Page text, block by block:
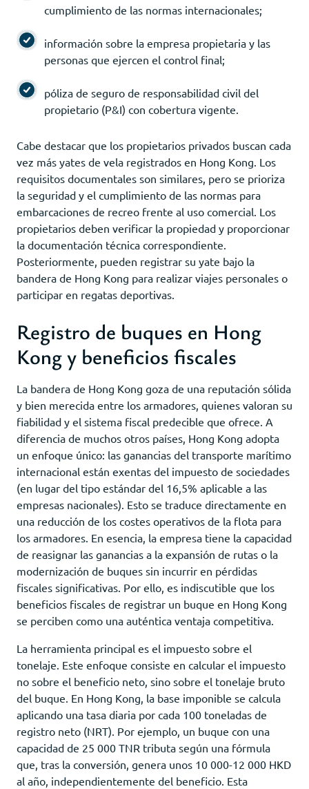
cumplimiento de las normas internacionales;
información sobre la empresa propietaria y las
personas que ejercen el control final;
póliza de seguro de responsabilidad civil del
propietario (P&I) con cobertura vigente.
Cabe destacar que los propietarios privados buscan cada
vez más yates de vela registrados en Hong Kong. Los
requisitos documentales son similares, pero se prioriza
la seguridad y el cumplimiento de las normas para
embarcaciones de recreo frente al uso comercial. Los
propietarios deben verificar la propiedad y proporcionar
la documentación técnica correspondiente.
Posteriormente, pueden registrar su yate bajo la
bandera de Hong Kong para realizar viajes personales o
participar en regatas deportivas.
Registro de buques en Hong
Kong y beneficios fiscales
La bandera de Hong Kong goza de una reputación sólida
y bien merecida entre los armadores, quienes valoran su
fiabilidad y el sistema fiscal predecible que ofrece. A
diferencia de muchos otros países, Hong Kong adopta
un enfoque único: las ganancias del transporte marítimo
internacional están exentas del impuesto de sociedades
(en lugar del tipo estándar del 16,5% aplicable a las
empresas nacionales). Esto se traduce directamente en
una reducción de los costes operativos de la flota para
los armadores. En esencia, la empresa tiene la capacidad
de reasignar las ganancias a la expansión de rutas o la
modernización de buques sin incurrir en pérdidas
fiscales significativas. Por ello, es indiscutible que los
beneficios fiscales de registrar un buque en Hong Kong
se perciben como una auténtica ventaja competitiva.
La herramienta principal es el impuesto sobre el
tonelaje. Este enfoque consiste en calcular el impuesto
no sobre el beneficio neto, sino sobre el tonelaje bruto
del buque. En Hong Kong, la base imponible se calcula
aplicando una tasa diaria por cada 100 toneladas de
registro neto (NRT). Por ejemplo, un buque con una
capacidad de 25 000 TNR tributa según una fórmula
que, tras la conversión, genera unos 10 000-12 000 HKD
al año, independientemente del beneficio. Esta